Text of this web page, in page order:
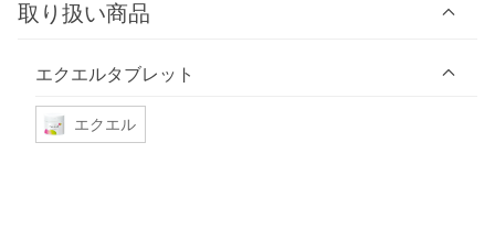
取り扱い商品
エクエルタブレット
エクエル